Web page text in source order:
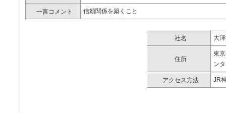
一言コメント 信頼関係を築くこと
社名 大
住所
東
ン
アクセス方法 JR